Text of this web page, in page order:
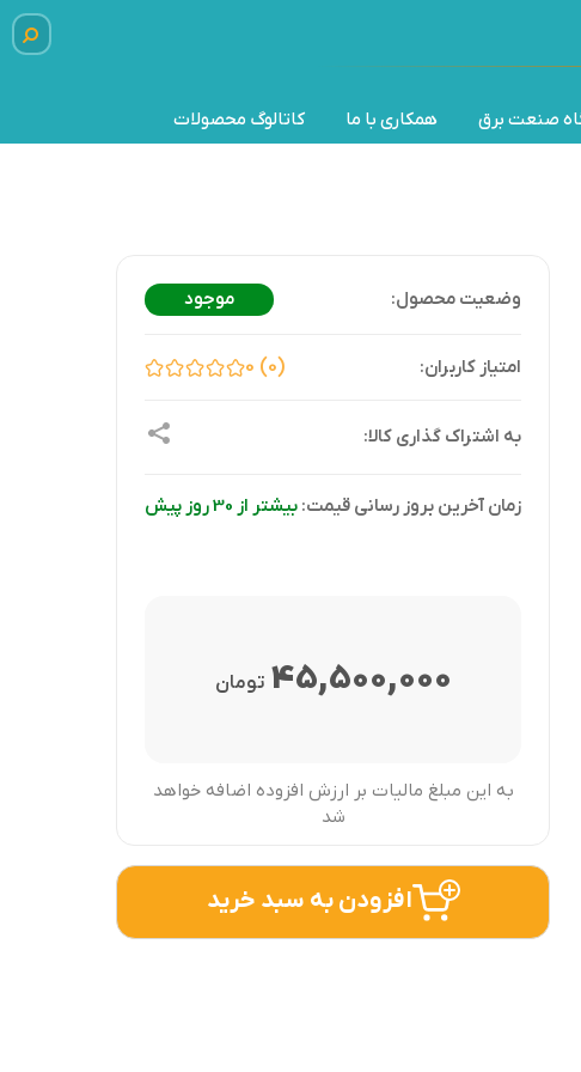
صنعت برق همکاری با ما کاتالوگ محصولات
موجود
0 0
زمان آخرین بروز رسانی قیمت: بیشتر از 30 روز پیش
45,500,000 تومان
به این مبلغ مالیات بر ارزش افزوده اضافه خواهد
شد
افزودن به سبد خرید